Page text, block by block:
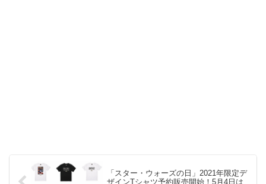
「スター・ウォーズの日」2021年限定デ
ザインTシャツ予約販売開始！5月4日は